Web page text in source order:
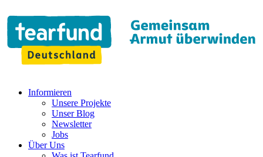
Informieren
Unsere Projekte
Unser Blog
Newsletter
Jobs
Über Uns